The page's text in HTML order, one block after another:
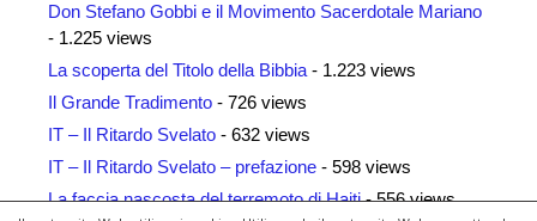
Don Stefano Gobbi e il Movimento Sacerdotale Mariano
- 1.225 views
La scoperta del Titolo della Bibbia - 1.223 views
Il Grande Tradimento - 726 views
IT – Il Ritardo Svelato - 632 views
IT – Il Ritardo Svelato – prefazione - 598 views
La faccia nascosta del terremoto di Haiti- 556 views